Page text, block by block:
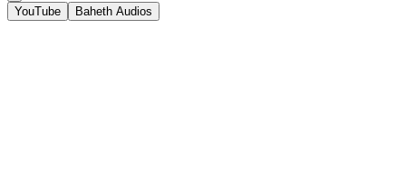
YouTube Baheth Audios